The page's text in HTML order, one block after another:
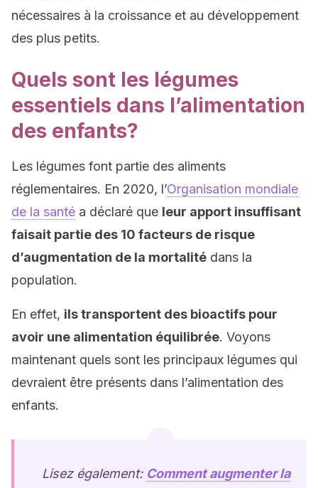
nécessaires à la croissance et au développement
des plus petits.
Quels sont les légumes
essentiels dans l’alimentation
des enfants?
Les légumes font partie des aliments
réglementaires. En 2020, l’Organisation mondiale
de la santé a déclaré que leur apport insuffisant
faisait partie des 10 facteurs de risque
d’augmentation de la mortalité dans la
population.
En effet, ils transportent des bioactifs pour
avoir une alimentation équilibrée. Voyons
maintenant quels sont les principaux légumes qui
devraient être présents dans l’alimentation des
enfants.
Lisez également: Comment augmenter la